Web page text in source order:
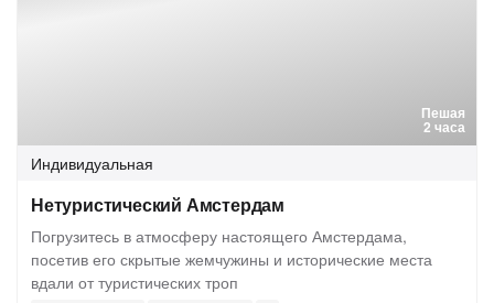
Пешая
2 часа
Индивидуальная
Нетуристический Амстердам
Погрузитесь в атмосферу настоящего Амстердама,
посетив его скрытые жемчужины и исторические места
вдали от туристических троп